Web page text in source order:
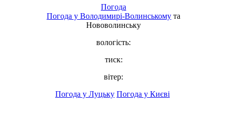
Погода
Погода у Володимирі-Волинському та
Нововолинську
вологість:
тиск:
вітер:
Погода у Луцьку Погода у Києві